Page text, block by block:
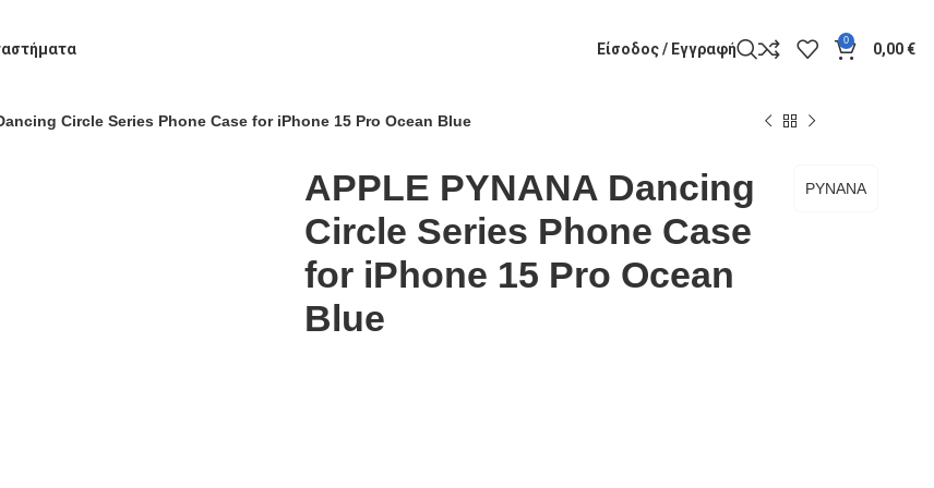
Είσοδος / Εγγραφή 0 0,00€
Circle Series Phone Case for iPhone 15 Pro Ocean Blue
APPLE PYNANA Dancing
Circle Series Phone Case
for iPhone 15 Pro Ocean
Blue
PYNANA